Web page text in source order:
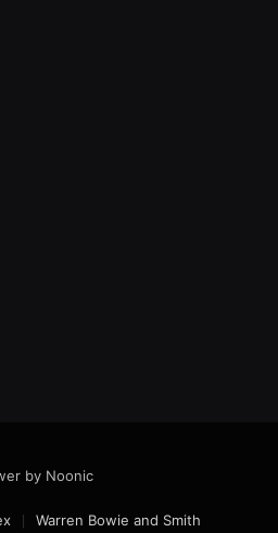
by Noonic
Warren Bowie and Smith